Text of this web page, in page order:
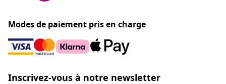
Modes de paiement pris en charge
Inscrivez-vous à notre newsletter